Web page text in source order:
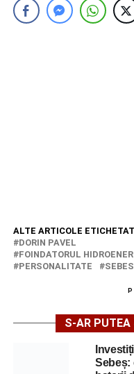
ALTE ARTICOLE
DORIN PAVEL
FOINDATORUL
PERSONALITATE
SEBES
S-AR PUTEA
Sebeș: